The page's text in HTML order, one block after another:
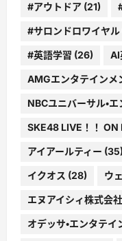
#アウトドア (21)
#サロンドロワイヤル
#英語学習 (26) AI
AMGエンタテインメ
NBCユニバーサル・
SKE48 LIVE！！ ON
アイアールティー (35)
イクオス (28) ウ
エヌアイシィ株式会社
オデッサ・エンタテイ